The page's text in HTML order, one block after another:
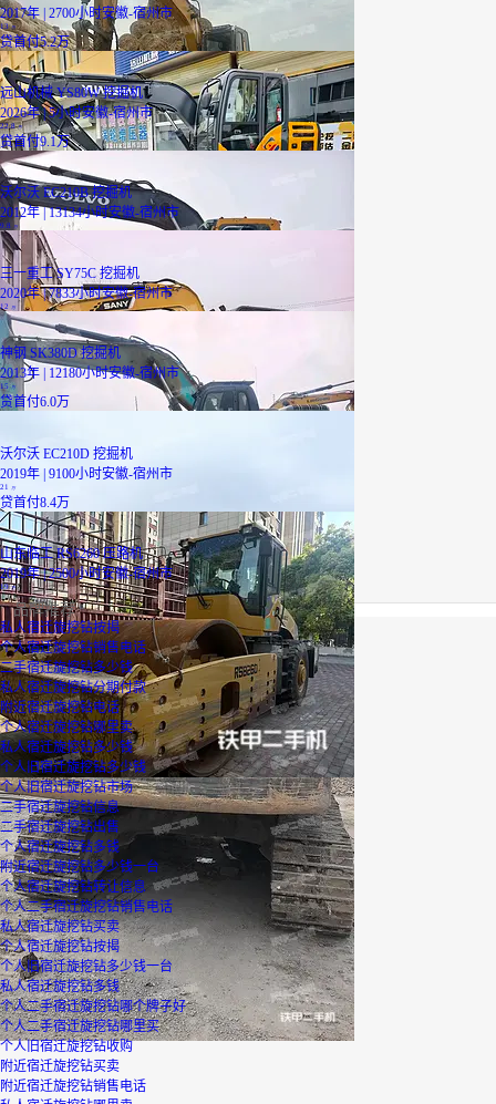
已降5000元
2017年 | 2700小时安徽-宿州市
13万
贷首付5.2万
远山机械 YS80W 挖掘机
2026年 | 5小时安徽-宿州市
22.8万
贷首付9.1万
沃尔沃 EC210B 挖掘机
2012年 | 13134小时安徽-宿州市
9.8 万
三一重工 SY75C 挖掘机
2020年 | 7833小时安徽-宿州市
12 万
神钢 SK380D 挖掘机
2013年 | 12180小时安徽-宿州市
15万
贷首付6.0万
沃尔沃 EC210D 挖掘机
2019年 | 9100小时安徽-宿州市
21 万
贷首付8.4万
山东临工 RS6260 压路机
2019年 | 2500小时安徽-宿州市
19万
品牌推荐
私人宿迁旋挖钻按揭
个人宿迁旋挖钻销售电话
二手宿迁旋挖钻多少钱
私人宿迁旋挖钻分期付款
附近宿迁旋挖钻电话
个人宿迁旋挖钻哪里卖
私人宿迁旋挖钻多少钱
个人旧宿迁旋挖钻多少钱
个人旧宿迁旋挖钻市场
二手宿迁旋挖钻信息
二手宿迁旋挖钻出售
个人宿迁旋挖钻多钱
附近宿迁旋挖钻多少钱一台
个人宿迁旋挖钻转让信息
个人二手宿迁旋挖钻销售电话
私人宿迁旋挖钻买卖
个人宿迁旋挖钻按揭
个人旧宿迁旋挖钻多少钱一台
私人宿迁旋挖钻多钱
个人二手宿迁旋挖钻哪个牌子好
个人二手宿迁旋挖钻哪里买
个人旧宿迁旋挖钻收购
附近宿迁旋挖钻买卖
附近宿迁旋挖钻销售电话